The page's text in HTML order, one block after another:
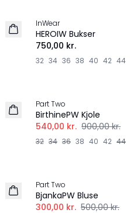
NYHED
InWear
HEROIW Bukser
750,00 kr.
32 34 36 38 40 42 44
Part Two
BirthinePW Kjole
540,00 kr. 900,00 kr.
32 34 36 38 40 42 44
Part Two
BjankaPW Bluse
300,00 kr. 500,00 kr.